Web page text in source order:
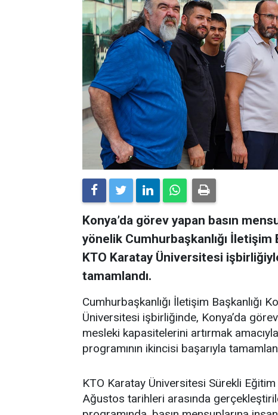
Konya’da görev yapan basın
yönelik Cumhurbaşkanlığı İletişim
KTO Karatay Üniversitesi
tamamlandı.
Cumhurbaşkanlığı İletişim Başkanlığı
Üniversitesi işbirliğinde, Konya’da
mesleki kapasitelerini artırmak
programının ikincisi başarıyla
KTO Karatay Üniversitesi Sürekli
Ağustos tarihleri arasında